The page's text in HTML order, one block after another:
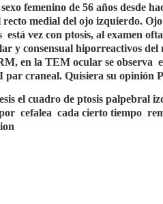
femenino de 56 años desde
recto medial del ojo izquierdo.
está vez con ptosis, al examen
y consensual hiporreactivos del
en la TEM ocular se observa
par craneal. Quisiera su opinión
el cuadro de ptosis palpebral
cefalea cada cierto tiempo